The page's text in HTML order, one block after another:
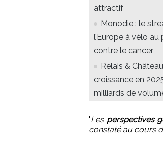
attractif
Monodie : le
l’Europe à vélo
contre le cancer
Relais &
croissance en
milliards de
"Les perspectives
constaté au cours